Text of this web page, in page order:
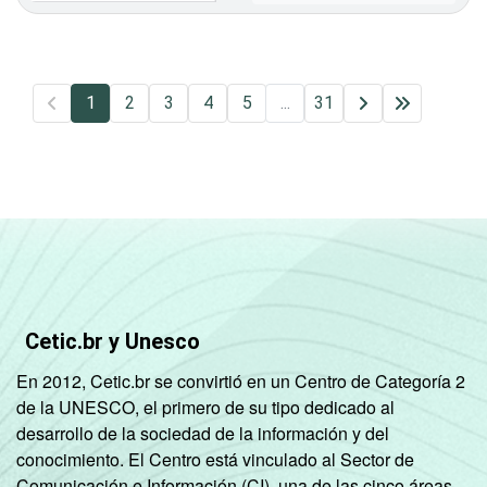
1 2 3 4 5 ... 31
Cetic.br y Unesco
En 2012, Cetic.br se convirtió en un Centro de Categoría 2
de la UNESCO, el primero de su tipo dedicado al
desarrollo de la sociedad de la información y del
conocimiento. El Centro está vinculado al Sector de